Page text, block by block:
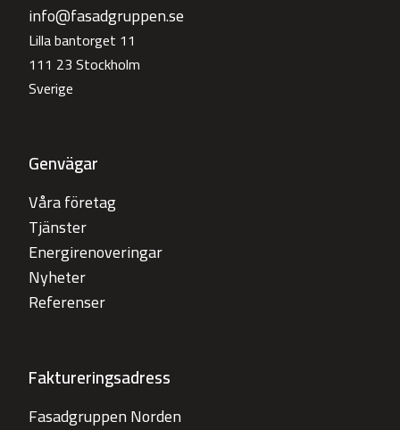
info@fasadgruppen.se
Lilla bantorget 11
111 23 Stockholm
Sverige
Genvägar
Våra företag
Tjänster
Energirenoveringar
Nyheter
Referenser
Faktureringsadress
Fasadgruppen Norden